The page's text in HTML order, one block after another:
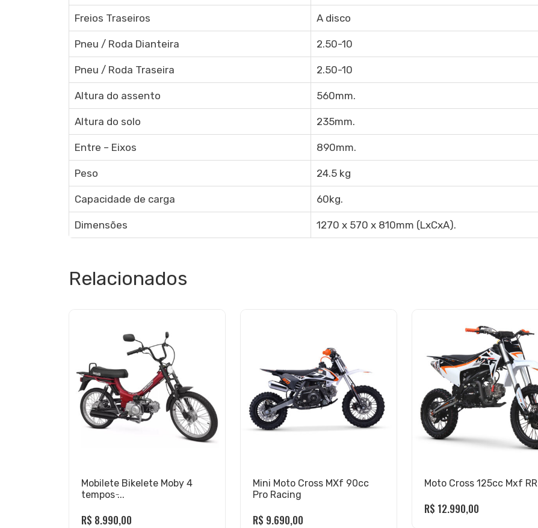
Freios Traseiros A disco
Pneu / Roda Dianteira 2.50-10
Pneu / Roda Traseira 2.50-10
Altura do assento 560mm.
Altura do solo 235mm.
Entre – Eixos 890mm.
Peso 24.5 kg
Capacidade de carga 60kg.
Dimensões 1270 x 570 x 810mm (LxCxA).
Relacionados
Mobilete Bikelete Moby 4
tempos ̵...
R$ 8.990,00
Mini Moto Cross MXf 90cc
Pro Racing
R$ 9.690,00
Moto Cross 125cc Mxf RR
R$ 12.990,00